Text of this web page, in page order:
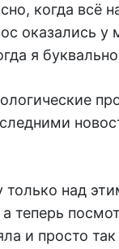
когда всё
оказались у
я
только над
теперь
и просто